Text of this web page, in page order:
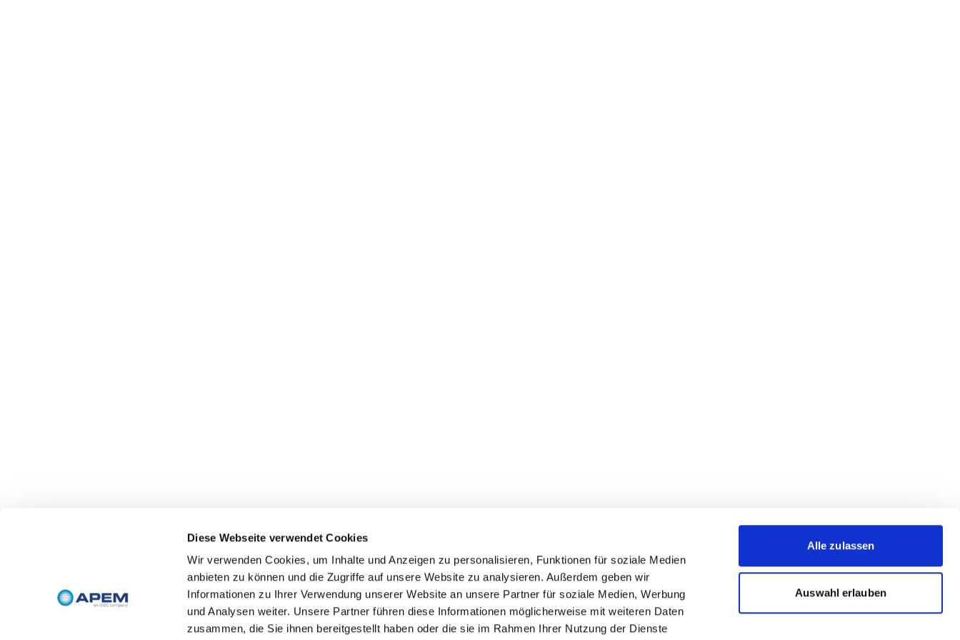
Diese Webseite verwendet Cookies
Wir verwenden Cookies, um Inhalte und Anzeigen zu personalisieren, Funktionen für soziale Medien
anbieten zu können und die Zugriffe auf unsere Website zu analysieren. Außerdem geben wir
Informationen zu Ihrer Verwendung unserer Website an unsere Partner für soziale Medien, Werbung
und Analysen weiter. Unsere Partner führen diese Informationen möglicherweise mit weiteren Daten
zusammen, die Sie ihnen bereitgestellt haben oder die sie im Rahmen Ihrer Nutzung der Dienste
Alle zulassen
Auswahl erlauben